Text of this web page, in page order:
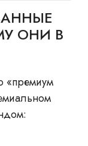
ОНИ В
«премиум